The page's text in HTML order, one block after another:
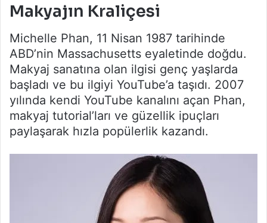
Makyajın Kraliçesi
Michelle Phan, 11 Nisan 1987 tarihinde
ABD’nin Massachusetts eyaletinde doğdu.
Makyaj sanatına olan ilgisi genç yaşlarda
başladı ve bu ilgiyi YouTube’a taşıdı. 2007
yılında kendi YouTube kanalını açan Phan,
makyaj tutorial’ları ve güzellik ipuçları
paylaşarak hızla popülerlik kazandı.